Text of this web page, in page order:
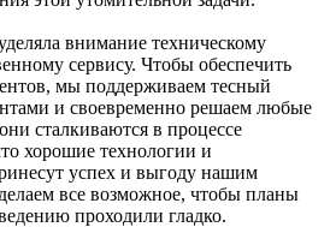
внимание техническому
сервису. Чтобы обеспечить
мы поддерживаем тесный
и своевременно решаем любые
сталкиваются в процессе
хорошие технологии и
успех и выгоду нашим
все возможное, чтобы планы
проходили гладко.